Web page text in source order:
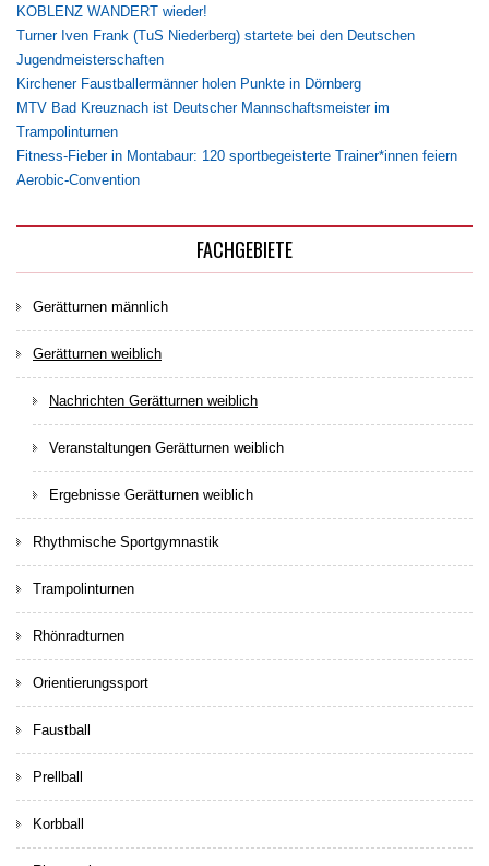
KOBLENZ WANDERT wieder!
Turner Iven Frank (TuS Niederberg) startete bei den Deutschen
Jugendmeisterschaften
Kirchener Faustballermänner holen Punkte in Dörnberg
MTV Bad Kreuznach ist Deutscher Mannschaftsmeister im
Trampolinturnen
Fitness-Fieber in Montabaur: 120 sportbegeisterte Trainer*innen feiern
Aerobic-Convention
FACHGEBIETE
Gerätturnen männlich
Gerätturnen weiblich
Nachrichten Gerätturnen weiblich
Veranstaltungen Gerätturnen weiblich
Ergebnisse Gerätturnen weiblich
Rhythmische Sportgymnastik
Trampolinturnen
Rhönradturnen
Orientierungssport
Faustball
Prellball
Korbball